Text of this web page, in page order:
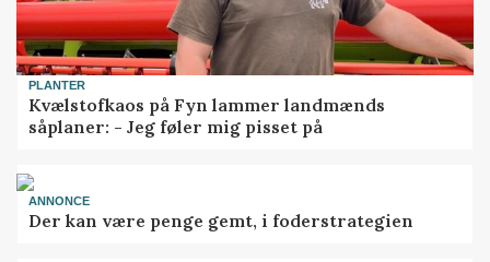
PLANTER
Kvælstofkaos på Fyn lammer landmænds
såplaner: - Jeg føler mig pisset på
ANNONCE
Der kan være penge gemt, i foderstrategien